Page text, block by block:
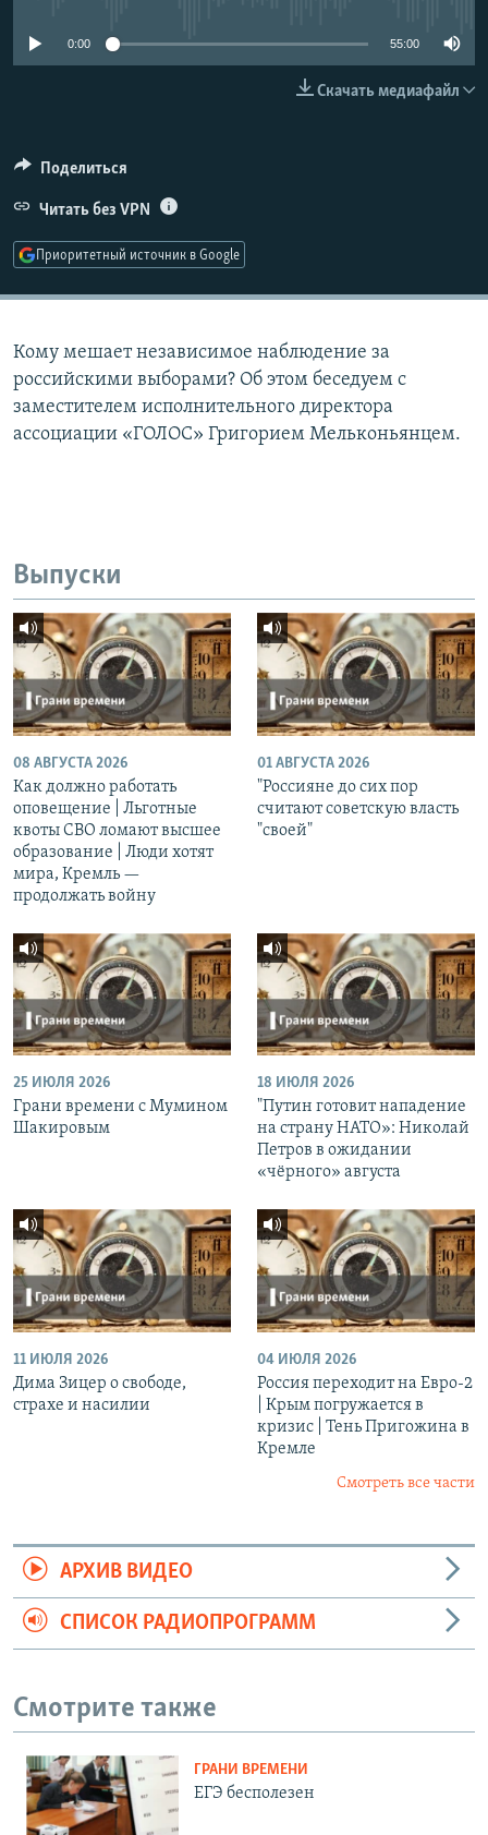
Все сайты РСЕ/РС
0:00 55:00
Скачать медиафайл
Поделиться
Читать без VPN
Приоритетный источник в Google
Кому мешает независимое наблюдение за
российскими выборами? Об этом беседуем с
заместителем исполнительного директора
ассоциации «ГОЛОС» Григорием Мельконьянцем.
Выпуски
08 АВГУСТА 2026
Как должно работать
оповещение | Льготные
квоты СВО ломают высшее
образование | Люди хотят
мира, Кремль —
продолжать войну
01 АВГУСТА 2026
"Россияне до сих пор
считают советскую власть
"своей"
25 ИЮЛЯ 2026
Грани времени с Мумином
Шакировым
18 ИЮЛЯ 2026
"Путин готовит нападение
на страну НАТО»: Николай
Петров в ожидании
«чёрного» августа
11 ИЮЛЯ 2026
Дима Зицер о свободе,
страхе и насилии
04 ИЮЛЯ 2026
Россия переходит на Евро-2
| Крым погружается в
кризис | Тень Пригожина в
Кремле
Смотреть все части
АРХИВ ВИДЕО
СПИСОК РАДИОПРОГРАММ
Смотрите также
ГРАНИ ВРЕМЕНИ
ЕГЭ бесполезен